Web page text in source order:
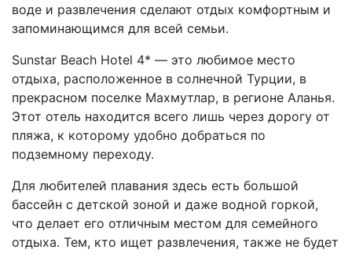
воде и развлечения сделают отдых комфортным и
запоминающимся для всей семьи.
Sunstar Beach Hotel 4* — это любимое место
отдыха, расположенное в солнечной Турции, в
прекрасном поселке Махмутлар, в регионе Аланья.
Этот отель находится всего лишь через дорогу от
пляжа, к которому удобно добраться по
подземному переходу.
Для любителей плавания здесь есть большой
бассейн с детской зоной и даже водной горкой,
что делает его отличным местом для семейного
отдыха. Тем, кто ищет развлечения, также не будет